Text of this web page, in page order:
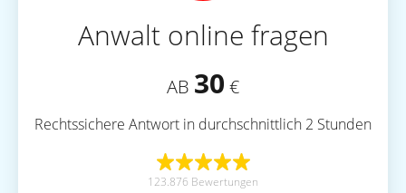
Anwalt online fragen
AB 30 €
Rechtssichere Antwort in durchschnittlich 2 Stunden
123.876 Bewertungen